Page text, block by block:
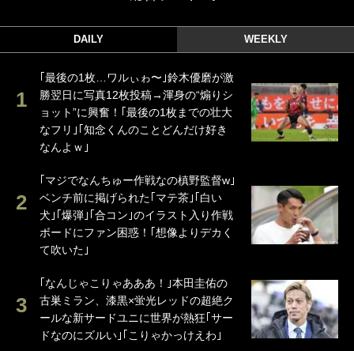
DAILY WEEKLY
｢最後の1枚…ワルぃゎ〜｣鈴木優磨が激
勝翌日に写真12枚投稿→渾身の“煽りシ
ョット”に興奮！｢最後の1枚までの壮大
なフリ｣｢知念くんのことどんだけ好き
なんよｗ｣
｢マジでなんちゅー作戦なの槙野監督w｣
ベンチ前に掲げられた｢マテ茶｣｢白い
犬｣｢爆弾｣｢合コン｣のイラスト入り作戦
ボードにファン困惑！｢想像よりデカく
て吹いた｣
｢なんじゃこりゃあああ！｣本田圭佑の
古巣ミラン、漆黒×蛍光レッドの超絶ク
ールな新サードユニに世界が熱狂｢サー
ドなのにズルい｣｢こりゃかっけえわ｣